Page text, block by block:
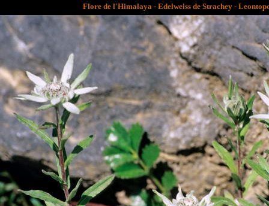
Flore de l'Himalaya - Edelweiss de Strachey -